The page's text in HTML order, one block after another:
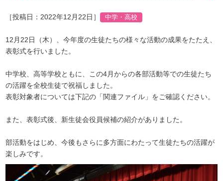
［投稿日：2022年12月22日］
12月22日（木）、今年度の生徒たちの様々な活動の成果をたたえ、
表彰式を行いました。
中学校、高等学校ともに、この4月からの各部活動等での生徒たち
の活躍を全校生徒で祝福しました。
表彰対象者については下記の「関連ファイル」をご確認ください。
また、表彰式後、新生徒会役員候補の紹介がありました。
部活動をはじめ、今後もさらに多方面にわたって生徒たちの活躍が
楽しみです。